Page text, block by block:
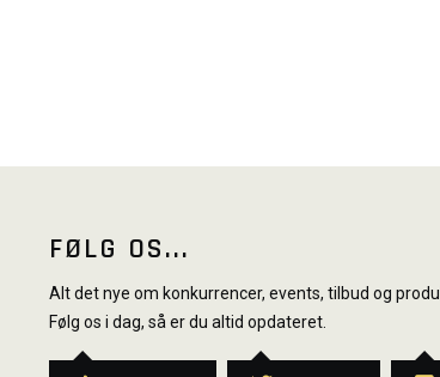
FØLG OS...
Alt det nye om konkurrencer, events, tilbud og
Følg os i dag, så er du altid opdateret.